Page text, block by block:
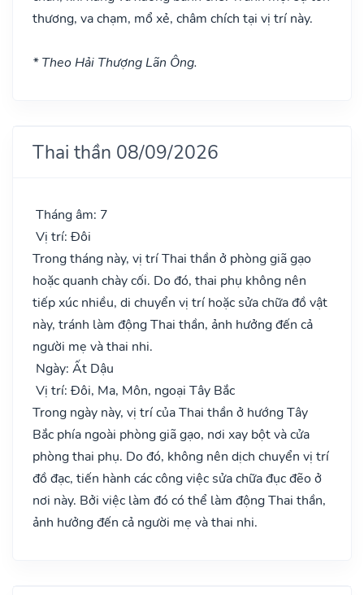
thương, va chạm, mổ xẻ, châm chích tại vị trí này.
* Theo Hải Thượng Lãn Ông.
Thai thần 08/09/2026
Tháng âm: 7
Vị trí: Đôi
Trong tháng này, vị trí Thai thần ở phòng giã gạo
hoặc quanh chày cối. Do đó, thai phụ không nên
tiếp xúc nhiều, di chuyển vị trí hoặc sửa chữa đồ vật
này, tránh làm động Thai thần, ảnh hưởng đến cả
người mẹ và thai nhi.
Ngày: Ất Dậu
Vị trí: Đôi, Ma, Môn, ngoại Tây Bắc
Trong ngày này, vị trí của Thai thần ở hướng Tây
Bắc phía ngoài phòng giã gạo, nơi xay bột và cửa
phòng thai phụ. Do đó, không nên dịch chuyển vị trí
đồ đạc, tiến hành các công việc sửa chữa đục đẽo ở
nơi này. Bởi việc làm đó có thể làm động Thai thần,
ảnh hưởng đến cả người mẹ và thai nhi.